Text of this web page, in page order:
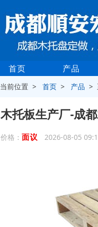
首页 产品
当前位置 >首页 > 产品 >
木托板生产厂-成
价格： 面议 2026-08-05